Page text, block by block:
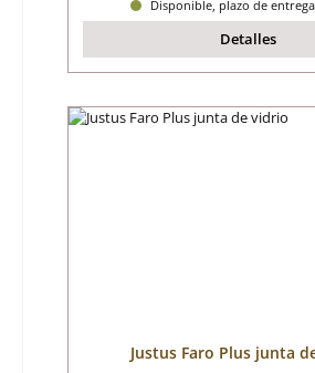
Disponible, plazo de
Detalles
Justus Faro Plus junta